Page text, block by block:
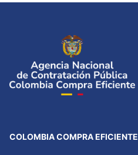
COLOMBIA COMPRA EFICIENTE